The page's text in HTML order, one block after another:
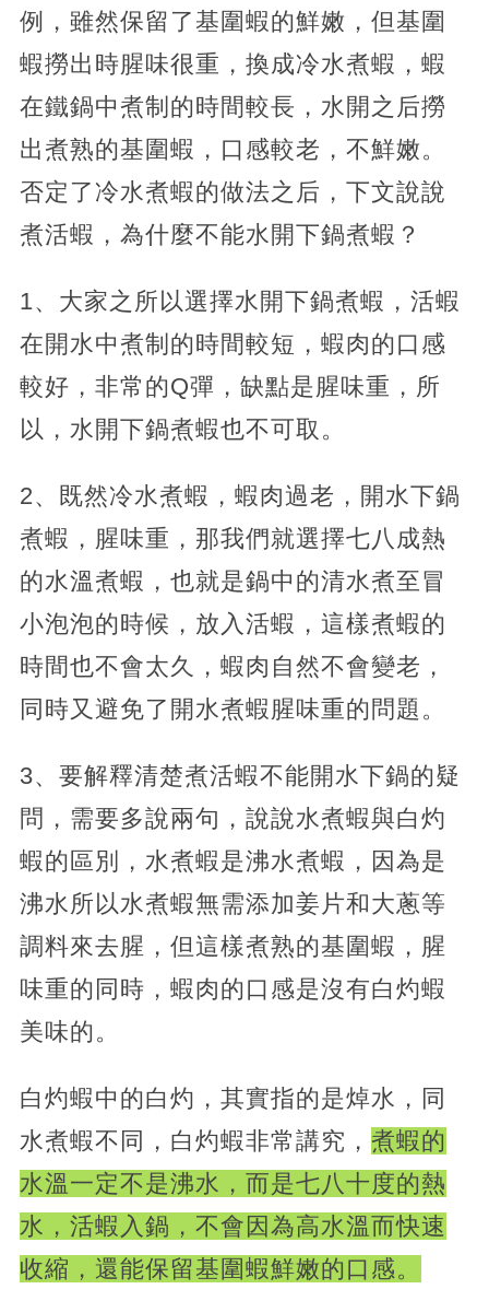
例，雖然保留了基圍蝦的鮮嫩，但基圍
蝦撈出時腥味很重，換成冷水煮蝦，蝦
在鐵鍋中煮制的時間較長，水開之后撈
出煮熟的基圍蝦，口感較老，不鮮嫩。
否定了冷水煮蝦的做法之后，下文說說
煮活蝦，為什麼不能水開下鍋煮蝦？
1、大家之所以選擇水開下鍋煮蝦，活蝦
在開水中煮制的時間較短，蝦肉的口感
較好，非常的Q彈，缺點是腥味重，所
以，水開下鍋煮蝦也不可取。
2、既然冷水煮蝦，蝦肉過老，開水下鍋
煮蝦，腥味重，那我們就選擇七八成熱
的水溫煮蝦，也就是鍋中的清水煮至冒
小泡泡的時候，放入活蝦，這樣煮蝦的
時間也不會太久，蝦肉自然不會變老，
同時又避免了開水煮蝦腥味重的問題。
3、要解釋清楚煮活蝦不能開水下鍋的疑
問，需要多說兩句，說說水煮蝦與白灼
蝦的區別，水煮蝦是沸水煮蝦，因為是
沸水所以水煮蝦無需添加姜片和大蔥等
調料來去腥，但這樣煮熟的基圍蝦，腥
味重的同時，蝦肉的口感是沒有白灼蝦
美味的。
白灼蝦中的白灼，其實指的是焯水，同
水煮蝦不同，白灼蝦非常講究， 煮蝦的
水溫一定不是沸水，而是七八十度的熱
水，活蝦入鍋，不會因為高水溫而快速
收縮，還能保留基圍蝦鮮嫩的口感。